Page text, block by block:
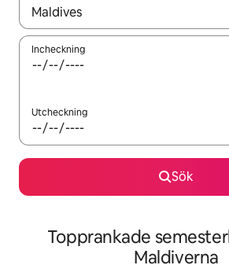
När resultaten är tillgängliga kan du
Incheckning
Utcheckning
Sök
Topprankade
Maldiverna